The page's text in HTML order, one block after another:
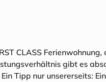
CLASS
gibt es
Tipp nur unsererseits: